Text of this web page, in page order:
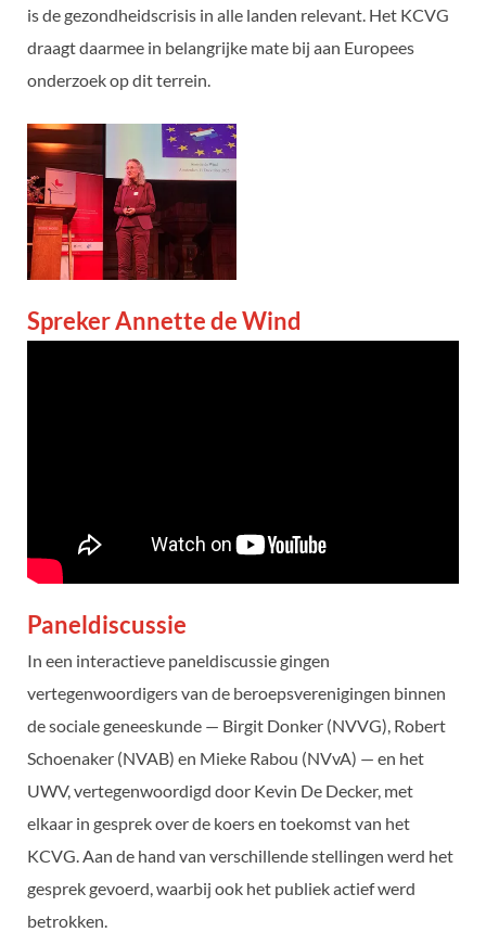
is de gezondheidscrisis in alle landen relevant. Het KCVG
draagt daarmee in belangrijke mate bij aan Europees
onderzoek op dit terrein.
Spreker Annette de Wind
Paneldiscussie
In een interactieve paneldiscussie gingen
vertegenwoordigers van de beroepsverenigingen binnen
de sociale geneeskunde — Birgit Donker (NVVG), Robert
Schoenaker (NVAB) en Mieke Rabou (NVvA) — en het
UWV, vertegenwoordigd door Kevin De Decker, met
elkaar in gesprek over de koers en toekomst van het
KCVG. Aan de hand van verschillende stellingen werd het
gesprek gevoerd, waarbij ook het publiek actief werd
betrokken.